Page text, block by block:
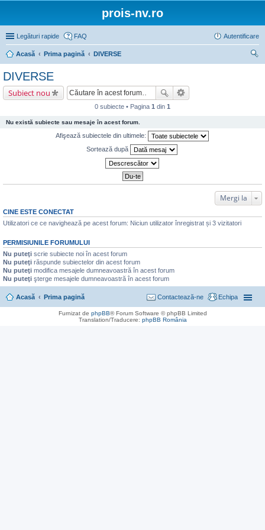
prois-nv.ro
Legături rapide FAQ Autentificare
Acasă Prima pagină
DIVERSE
DIVERSE
Subiect nou
0 subiecte • Pagina 1 din 1
Nu există subiecte sau mesaje în acest forum.
Afişează subiectele din ultimele:
Sortează după
Mergi la
CINE ESTE CONECTAT
Utilizatori ce ce navighează pe acest forum: Niciun utilizator înregistrat și 3 vizitatori
PERMISIUNILE FORUMULUI
Nu puteţi scrie subiecte noi în acest forum
Nu puteţi răspunde subiectelor din acest forum
Nu puteţi modifica mesajele dumneavoastră în acest forum
Nu puteţi şterge mesajele dumneavoastră în acest forum
Acasă Prima pagină Echipa
Contactează-ne
Furnizat de phpBB® Forum Software © phpBB Limited
Translation/Traducere: phpBB România